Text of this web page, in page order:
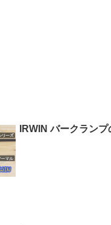
IRWIN バークラン